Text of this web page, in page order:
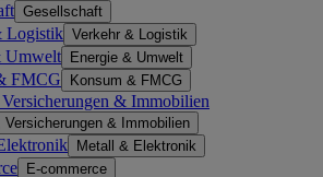
Gesellschaft
Logistik Verkehr & Logistik
Umwelt Energie & Umwelt
FMCG Konsum & FMCG
& Immobilien
Versicherungen & Immobilien
Metall & Elektronik
E-commerce